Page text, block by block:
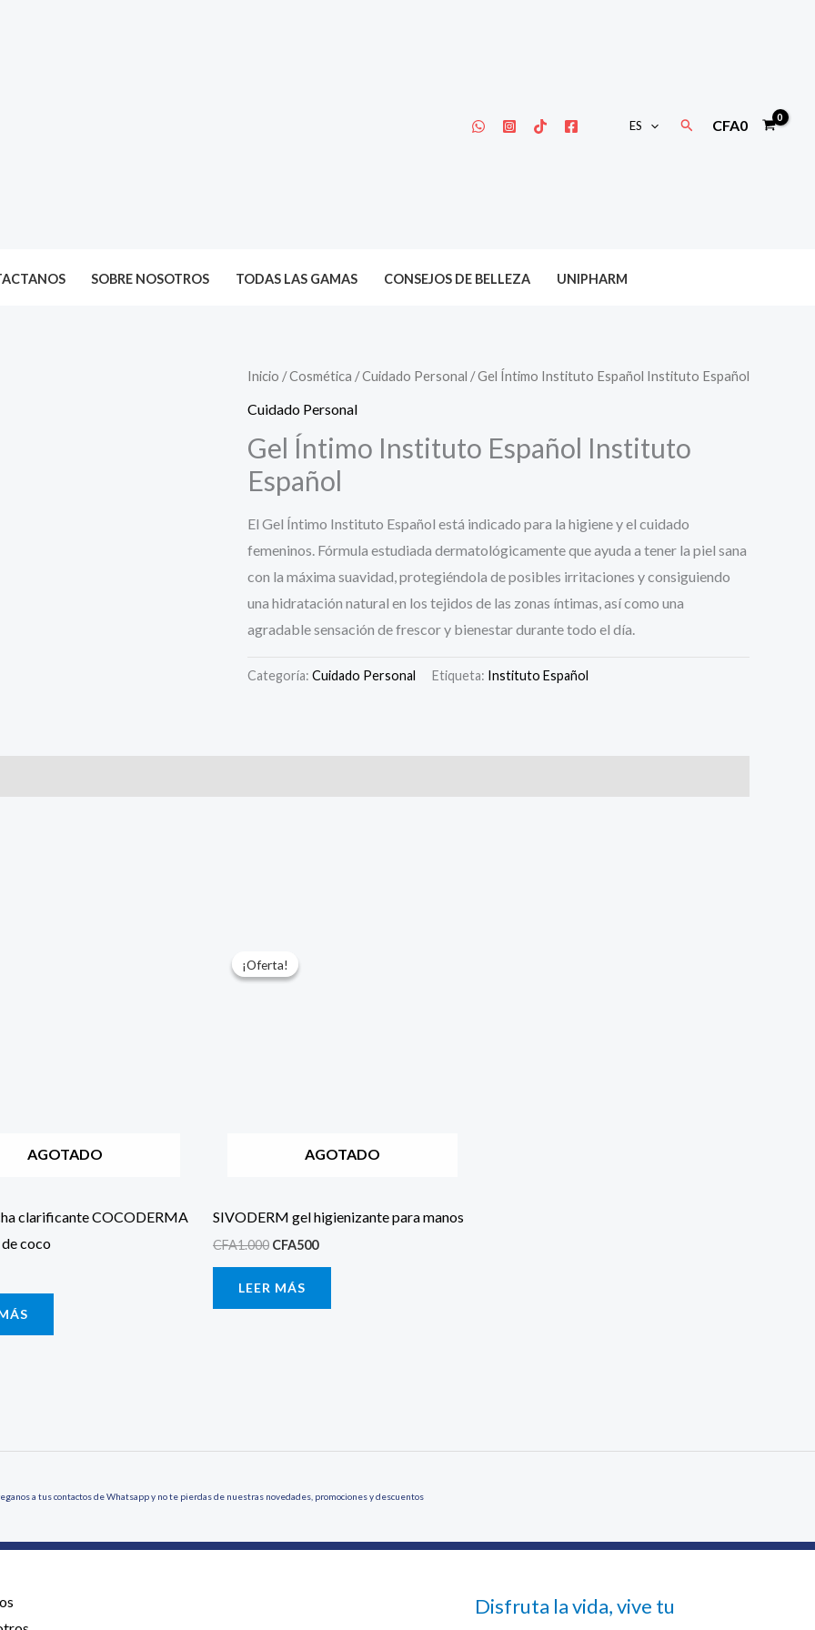
ES BuscarCFA0
SOBRE NOSOTROS TODAS LAS GAMAS CONSEJOS DE BELLEZA UNIPHARM
Inicio /Cosmética /Cuidado Personal / Gel Íntimo Instituto Español Instituto Español
Cuidado Personal
Gel Íntimo Instituto Español Instituto
Español
El Gel Íntimo Instituto Español está indicado para la higiene y el cuidado
femeninos. Fórmula estudiada dermatológicamente que ayuda a tener la piel sana
con la máxima suavidad, protegiéndola de posibles irritaciones y consiguiendo
una hidratación natural en los tejidos de las zonas íntimas, así como una
agradable sensación de frescor y bienestar durante todo el día.
Categoría: Cuidado Personal Etiqueta: Instituto Español
AGOTADO
clarificante COCODERMA
coco
¡Oferta!
AGOTADO
¡Oferta!
SIVODERM gel higienizante para manos
CFA1.000
original
CFA500
LEER MÁS
a tus contactos de Whatsapp y no te pierdas de nuestras novedades, promociones y descuentos
Disfruta la vida, vive tu